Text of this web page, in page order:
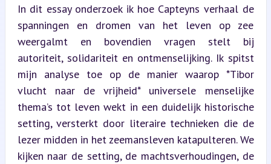
In dit essay onderzoek ik hoe Capteyns verhaal de
spanningen en dromen van het leven op zee
weergalmt en bovendien vragen stelt bij
autoriteit, solidariteit en ontmenselijking. Ik spitst
mijn analyse toe op de manier waarop *Tibor
vlucht naar de vrijheid* universele menselijke
thema’s tot leven wekt in een duidelijk historische
setting, versterkt door literaire technieken die de
lezer midden in het zeemansleven katapulteren. We
kijken naar de setting, de machtsverhoudingen, de